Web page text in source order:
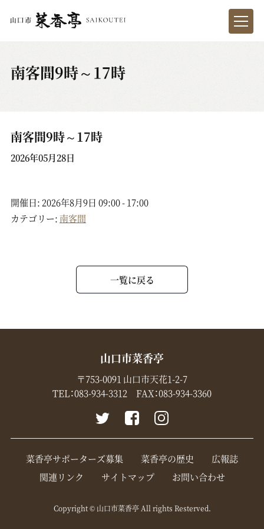
南客間9時～17時
南客間9時～17時
2026年05月28日
開催日: 2026年8月9日 09:00 - 17:00
カテゴリー:南客間
一覧に戻る
山口市菜香亭
〒753-0091 山口市天花1-2-7
TEL：083-934-3312 FAX：083-934-3360
菜香亭サポーターズ募集 菜香亭の歴史
広報誌
関連リンク
サイトマップ お問い合わせ
Copyright © 山口市菜香亭 All rights Resterved.